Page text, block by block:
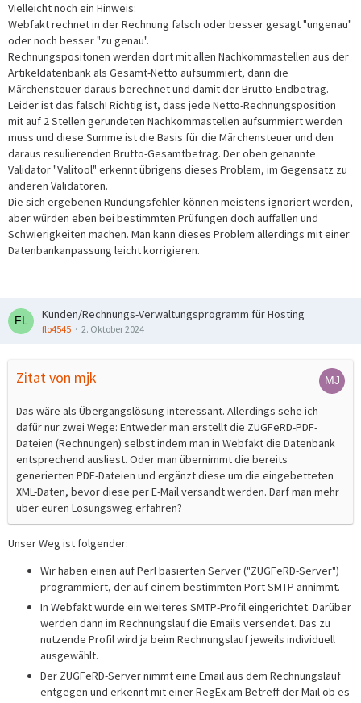
Vielleicht noch ein Hinweis:
Webfakt rechnet in der Rechnung falsch oder besser gesagt "ungenau"
oder noch besser "zu genau".
Rechnungspositonen werden dort mit allen Nachkommastellen aus der
Artikeldatenbank als Gesamt-Netto aufsummiert, dann die
Märchensteuer daraus berechnet und damit der Brutto-Endbetrag.
Leider ist das falsch! Richtig ist, dass jede Netto-Rechnungsposition
mit auf 2 Stellen gerundeten Nachkommastellen aufsummiert werden
muss und diese Summe ist die Basis für die Märchensteuer und den
daraus resulierenden Brutto-Gesamtbetrag. Der oben genannte
Validator "Valitool" erkennt übrigens dieses Problem, im Gegensatz zu
anderen Validatoren.
Die sich ergebenen Rundungsfehler können meistens ignoriert werden,
aber würden eben bei bestimmten Prüfungen doch auffallen und
Schwierigkeiten machen. Man kann dieses Problem allerdings mit einer
Datenbankanpassung leicht korrigieren.
Kunden/Rechnungs-Verwaltungsprogramm für Hosting
flo4545 2. Oktober 2024
Zitat von mjk
Das wäre als Übergangslösung interessant. Allerdings sehe ich
dafür nur zwei Wege: Entweder man erstellt die ZUGFeRD-PDF-
Dateien (Rechnungen) selbst indem man in Webfakt die Datenbank
entsprechend ausliest. Oder man übernimmt die bereits
generierten PDF-Dateien und ergänzt diese um die eingebetteten
XML-Daten, bevor diese per E-Mail versandt werden. Darf man mehr
über euren Lösungsweg erfahren?
Unser Weg ist folgender:
Wir haben einen auf Perl basierten Server ("ZUGFeRD-Server")
programmiert, der auf einem bestimmten Port SMTP annimmt.
In Webfakt wurde ein weiteres SMTP-Profil eingerichtet. Darüber
werden dann im Rechnungslauf die Emails versendet. Das zu
nutzende Profil wird ja beim Rechnungslauf jeweils individuell
ausgewählt.
Der ZUGFeRD-Server nimmt eine Email aus dem Rechnungslauf
entgegen und erkennt mit einer RegEx am Betreff der Mail ob es